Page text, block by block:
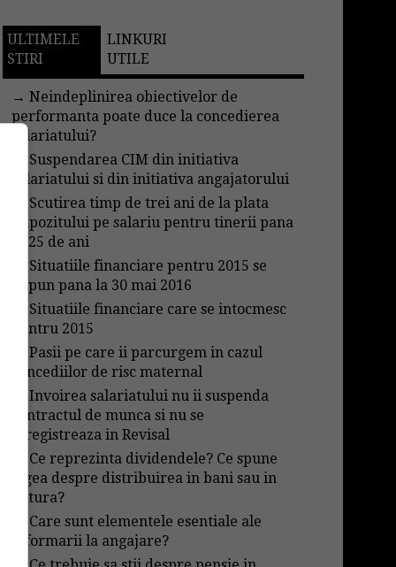
ULTIMELE
STIRI
LINKURI
UTILE
→Neindeplinirea obiectivelor de
performanta poate duce la concedierea
salariatului?
Suspendarea CIM din initiativa
salariatului si din initiativa angajatorului
Scutirea timp de trei ani de la plata
impozitului pe salariu pentru tinerii pana
in 25 de ani
Situatiile financiare pentru 2015 se
depun pana la 30 mai 2016
Situatiile financiare care se intocmesc
pentru 2015
→Pasii pe care ii parcurgem in cazul
concediilor de risc maternal
→Invoirea salariatului nu ii suspenda
contractul de munca si nu se
inregistreaza in Revisal
Ce reprezinta dividendele? Ce spune
legea despre distribuirea in bani sau in
natura?
Care sunt elementele esentiale ale
informarii la angajare?